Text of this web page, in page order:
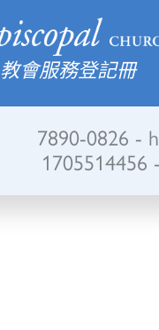
教會服務登記冊
7890-0826 -
1705514456